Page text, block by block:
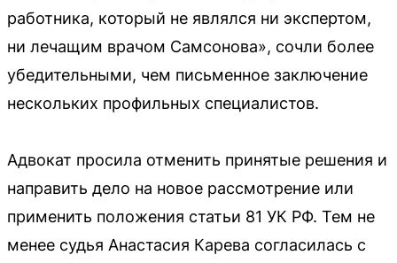
работника, который не являлся ни экспертом,
ни лечащим врачом Самсонова», сочли более
убедительными, чем письменное заключение
нескольких профильных специалистов.
Адвокат просила отменить принятые решения и
направить дело на новое рассмотрение или
применить положения статьи 81 УК РФ. Тем не
менее судья Анастасия Карева согласилась с